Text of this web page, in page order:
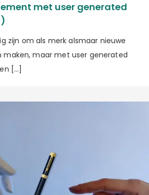
met user generated
zijn om als merk alsmaar nieuwe
maar met user generated
[…]